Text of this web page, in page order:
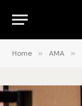
Home » AMA »